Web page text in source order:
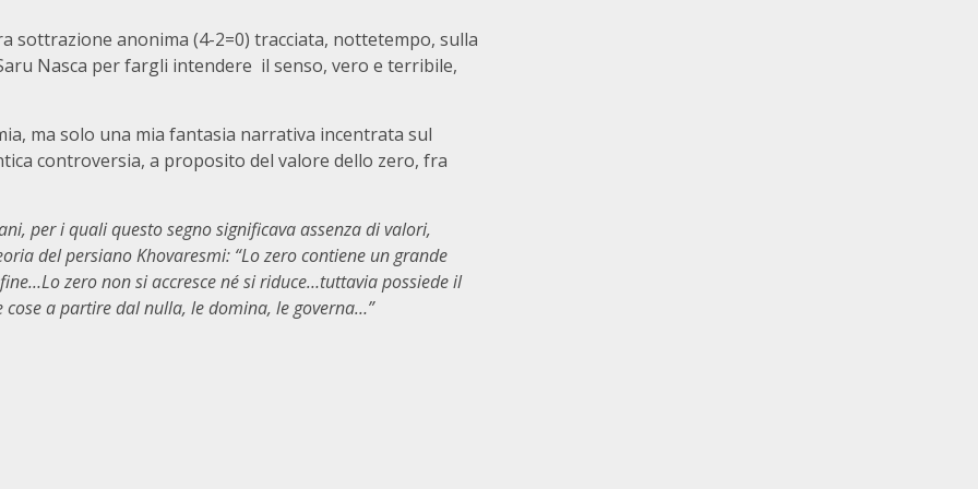
anonima (4-2=0) tracciata, nottetempo, sulla
Nasca per fargli intendere il senso, vero e terribile,
ma solo una mia fantasia narrativa incentrata sul
controversia, a proposito del valore dello zero, fra
per i quali questo segno significava assenza di valori,
del persiano Khovaresmi: “Lo zero contiene un grande
zero non si accresce né si riduce…tuttavia possiede il
a partire dal nulla, le domina, le governa…”